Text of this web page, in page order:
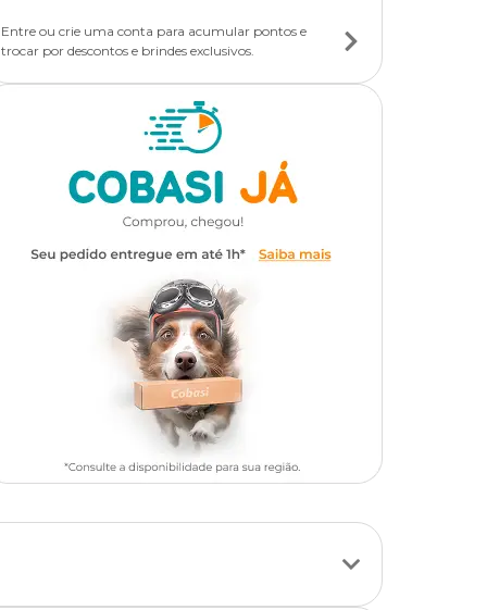
Entre ou crie uma conta para acumular pontos e
trocar por descontos e brindes exclusivos.